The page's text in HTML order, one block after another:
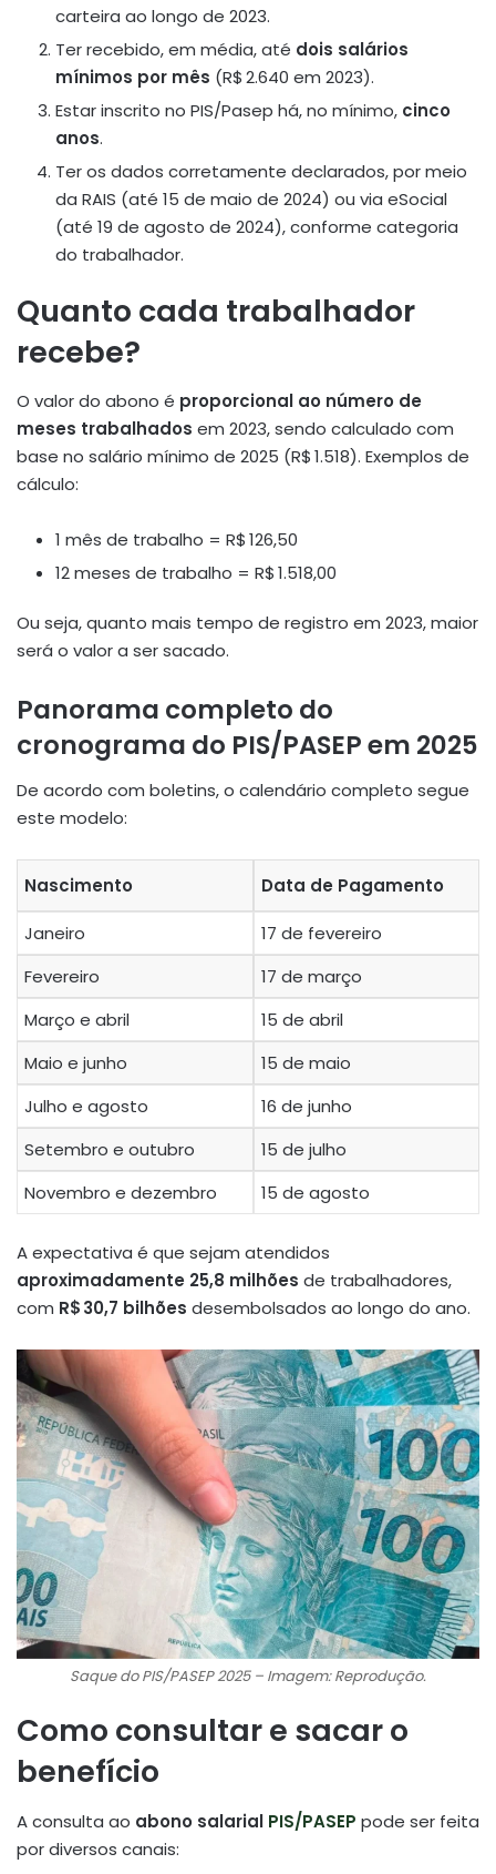
carteira ao longo de 2023.
Ter recebido, em média, até dois salários
mínimos por mês (R$ 2.640 em 2023).
Estar inscrito no PIS/Pasep há, no mínimo, cinco
anos.
Ter os dados corretamente declarados, por meio
da RAIS (até 15 de maio de 2024) ou via eSocial
(até 19 de agosto de 2024), conforme categoria
do trabalhador.
Quanto cada trabalhador
recebe?
O valor do abono é proporcional ao número de
meses trabalhados em 2023, sendo calculado com
base no salário mínimo de 2025 (R$ 1.518). Exemplos de
cálculo:
1 mês de trabalho = R$ 126,50
12 meses de trabalho = R$ 1.518,00
Ou seja, quanto mais tempo de registro em 2023, maior
será o valor a ser sacado.
Panorama completo do
cronograma do PIS/PASEP em 2025
De acordo com boletins, o calendário completo segue
este modelo:
Nascimento Data de Pagamento
Janeiro
17 de fevereiro
Fevereiro
17 de março
Março e abril
15 de abril
Maio e junho
15 de maio
Julho e agosto
16 de junho
Setembro e outubro
15 de julho
Novembro e dezembro
15 de agosto
A expectativa é que sejam atendidos
aproximadamente 25,8 milhões de trabalhadores,
com R$ 30,7 bilhões desembolsados ao longo do ano.
Saque do PIS/PASEP 2025 – Imagem: Reprodução.
Como consultar e sacar o
benefício
A consulta ao abono salarial PIS/PASEP pode ser feita
por diversos canais: